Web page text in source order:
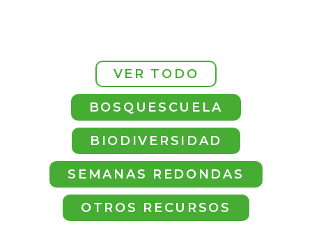
VER TODO
BOSQUESCUELA
BIODIVERSIDAD
SEMANAS REDONDAS
OTROS RECURSOS